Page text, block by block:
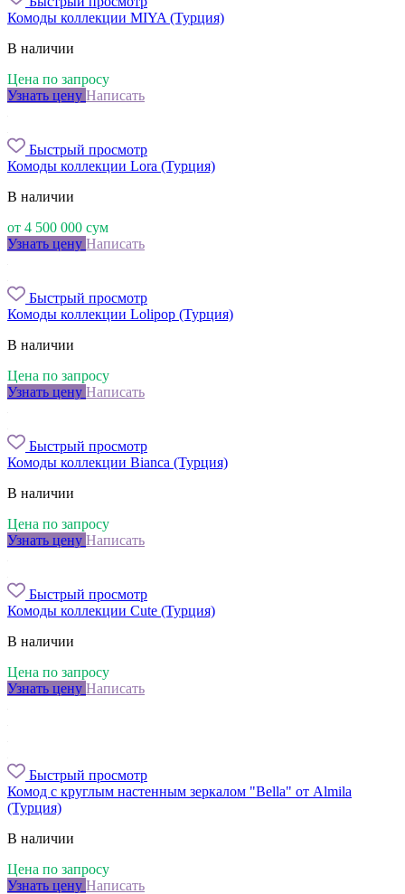
Комоды коллекции MIYA (Турция)
В наличии
Цена по запросу
Узнать цену Написать
Быстрый просмотр
Комоды коллекции Lora (Турция)
В наличии
от 4 500 000 сум
Узнать цену Написать
Быстрый просмотр
Комоды коллекции Lolipop (Турция)
В наличии
Цена по запросу
Узнать цену Написать
Быстрый просмотр
Комоды коллекции Bianca (Турция)
В наличии
Цена по запросу
Узнать цену Написать
Быстрый просмотр
Комоды коллекции Cute (Турция)
В наличии
Цена по запросу
Узнать цену Написать
Быстрый просмотр
Комод с круглым настенным зеркалом "Bella" от Almila
(Турция)
В наличии
Цена по запросу
Узнать цену Написать